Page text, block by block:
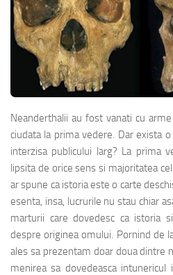
Neanderthalii au fost vanati cu
ciudata la prima vedere. Dar exista
interzisa publicului larg? La prima
lipsita de orice sens si majoritatea
ar spune ca istoria este o carte
esenta, insa, lucrurile nu stau chiar
marturii care dovedesc ca istoria
despre originea omului. Pornind de
ales sa prezentam doar doua dintre
menirea sa dovedeasca